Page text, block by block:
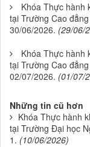
Khóa Thực hành
tại Trường Cao
30/06/2026. (29/06/
Khóa Thực hành
tại Trường Cao
02/07/2026. (01/07/
Những tin cũ hơn
Khóa Thực hành
tại Trường Đại học
1. (10/06/2026)